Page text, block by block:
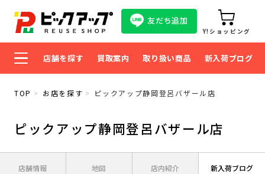
友だち追加
Y!ショッピング
店舗を探す 買取案内 取り扱い商品 新入荷ブログ
TOP お店を探す ピックアップ静岡登呂バザール店
ピックアップ静岡登呂バザール店
店舗情報 地図 店内紹介 新入荷ブログ